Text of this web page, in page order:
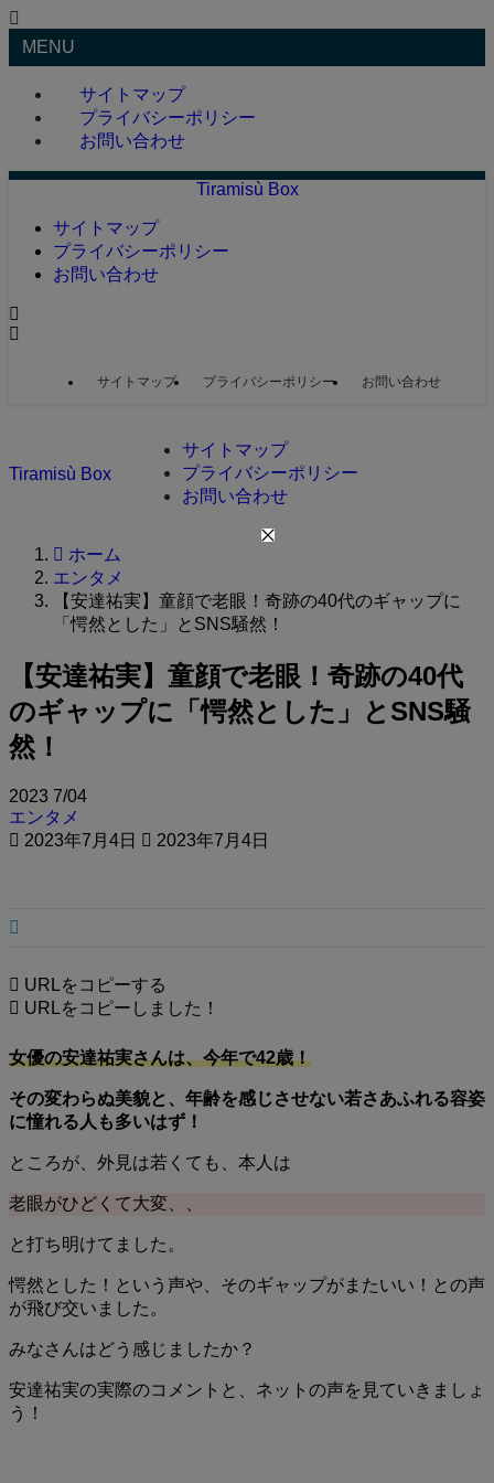
MENU
サイトマップ
プライバシーポリシー
お問い合わせ
Tiramisù Box
サイトマップ
プライバシーポリシー
お問い合わせ
サイトマップ プライバシーポリシー お問い合わせ
Tiramisù Box
サイトマップ
プライバシーポリシー
お問い合わせ
ホーム
エンタメ
【安達祐実】童顔で老眼！奇跡の40代のギャップに
「愕然とした」とSNS騒然！
【安達祐実】童顔で老眼！奇跡の40代
のギャップに「愕然とした」とSNS騒
然！
2023 7/04
エンタメ
2023年7月4日
2023年7月4日
URLをコピーする
URLをコピーしました！
女優の安達祐実さんは、今年で42歳！
その変わらぬ美貌と、年齢を感じさせない若さあふれる容姿
に憧れる人も多いはず！
ところが、外見は若くても、本人は
老眼がひどくて大変、、
と打ち明けてました。
愕然とした！という声や、そのギャップがまたいい！との声
が飛び交いました。
みなさんはどう感じましたか？
安達祐実の実際のコメントと、ネットの声を見ていきましょ
う！